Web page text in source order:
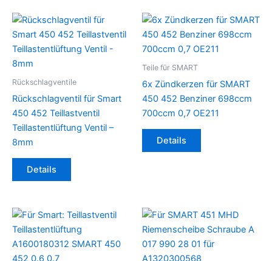
Rückschlagventile
Rückschlagventil für Smart
450 452 Teillastventil
Teillastentlüftung Ventil –
8mm
Details
Teile für SMART
6x Zündkerzen für SMART
450 452 Benziner 698ccm
700ccm 0,7 OE211
Details